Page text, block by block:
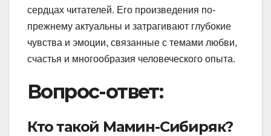
сердцах читателей. Его произведения по-
прежнему актуальны и затрагивают глубокие
чувства и эмоции, связанные с темами любви,
счастья и многообразия человеческого опыта.
Вопрос-ответ:
Кто такой Мамин-Сибиряк?